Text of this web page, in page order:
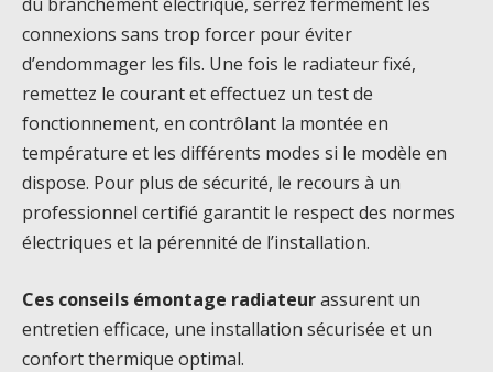
connexions sans trop forcer pour éviter
d’endommager les fils. Une fois le radiateur fixé,
remettez le courant et effectuez un test de
fonctionnement, en contrôlant la montée en
température et les différents modes si le modèle en
dispose. Pour plus de sécurité, le recours à un
professionnel certifié garantit le respect des normes
électriques et la pérennité de l’installation.
Ces conseils émontage radiateurassurent un
entretien efficace, une installation sécurisée et un
confort thermique optimal.